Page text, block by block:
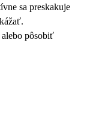
sa preskakuje
pôsobiť